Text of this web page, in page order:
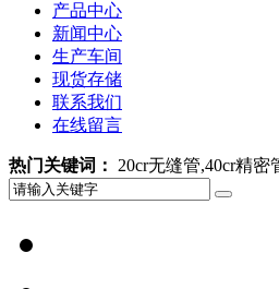
产品中心
新闻中心
生产车间
现货存储
联系我们
在线留言
热门关键词： 20cr无缝管,40cr精